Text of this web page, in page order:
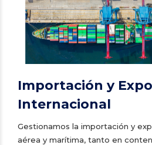
Importación y
Internacional
Gestionamos la importación y
aérea y marítima, tanto en